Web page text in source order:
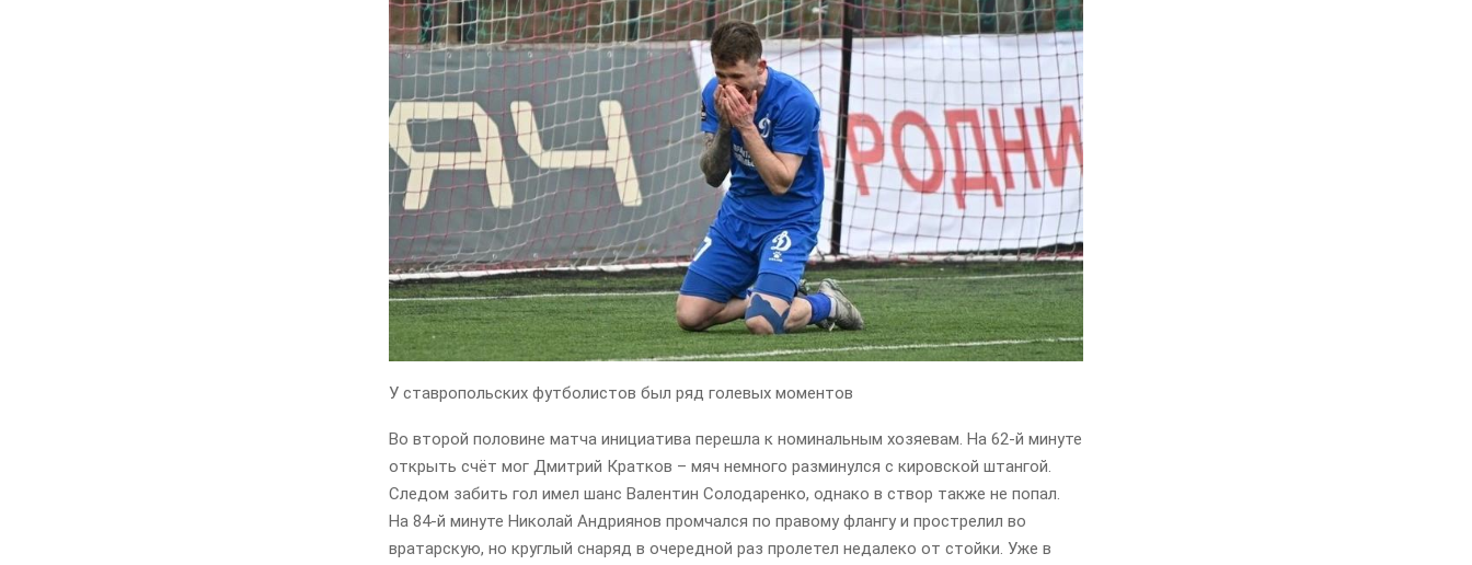
У ставропольских футболистов был ряд голевых моментов
Во второй половине матча инициатива перешла к номинальным хозяевам. На 62-й минуте
открыть счёт мог Дмитрий Кратков – мяч немного разминулся с кировской штангой.
Следом забить гол имел шанс Валентин Солодаренко, однако в створ также не попал.
На 84-й минуте Николай Андриянов промчался по правому флангу и прострелил во
вратарскую, но круглый снаряд в очередной раз пролетел недалеко от стойки. Уже в